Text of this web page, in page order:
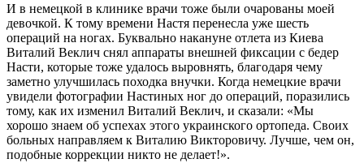
И в немецкой в клинике врачи тоже были очарованы моей
девочкой. К тому времени Настя перенесла уже шесть
операций на ногах. Буквально накануне отлета из Киева
Виталий Веклич снял аппараты внешней фиксации с бедер
Насти, которые тоже удалось выровнять, благодаря чему
заметно улучшилась походка внучки. Когда немецкие врачи
увидели фотографии Настиных ног до операций, поразились
тому, как их изменил Виталий Веклич, и сказали: «Мы
хорошо знаем об успехах этого украинского ортопеда. Своих
больных направляем к Виталию Викторовичу. Лучше, чем он,
подобные коррекции никто не делает!».